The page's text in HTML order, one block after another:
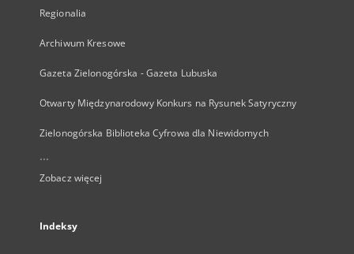
Regionalia
Archiwum Kresowe
Gazeta Zielonogórska - Gazeta Lubuska
Otwarty Międzynarodowy Konkurs na Rysunek Satyryczny
Zielonogórska Biblioteka Cyfrowa dla Niewidomych
...
Zobacz więcej
Indeksy